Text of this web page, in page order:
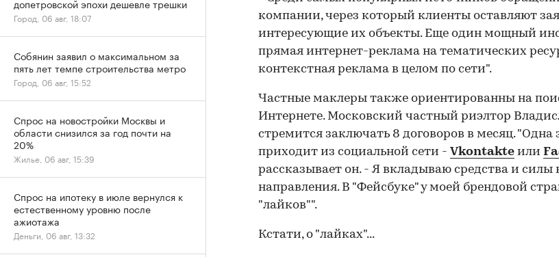
компании, через который клиенты оставляют
интересующие их объекты. Еще один мощный
прямая интернет-реклама на тематических
контекстная реклама в целом по сети".
Частные маклеры также ориентированны на
Интернете. Московский частный риэлтор
стремится заключать 8 договоров в месяц. "Одна
приходит из социальной сети - Vkontakte или
рассказывает он. - Я вкладываю средства и силы
направления. В "Фейсбуке" у моей брендовой
"лайков"".
Кстати, о "лайках"...
допетровской эпохи дешевле трешки
Город, 06 авг, 18:07
Собянин заявил о максимальном за
пять лет темпе строительства метро
Город, 06 авг, 15:52
Спрос на новостройки Москвы и
области снизился за год почти на
20%
Жилье, 06 авг, 15:39
Спрос на ипотеку в июле вернулся к
естественному уровню после
ажиотажа
Деньги, 06 авг, 13:32